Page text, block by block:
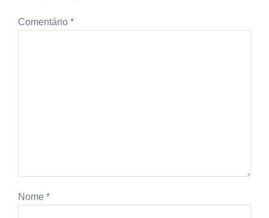
Comentário *
Nome *